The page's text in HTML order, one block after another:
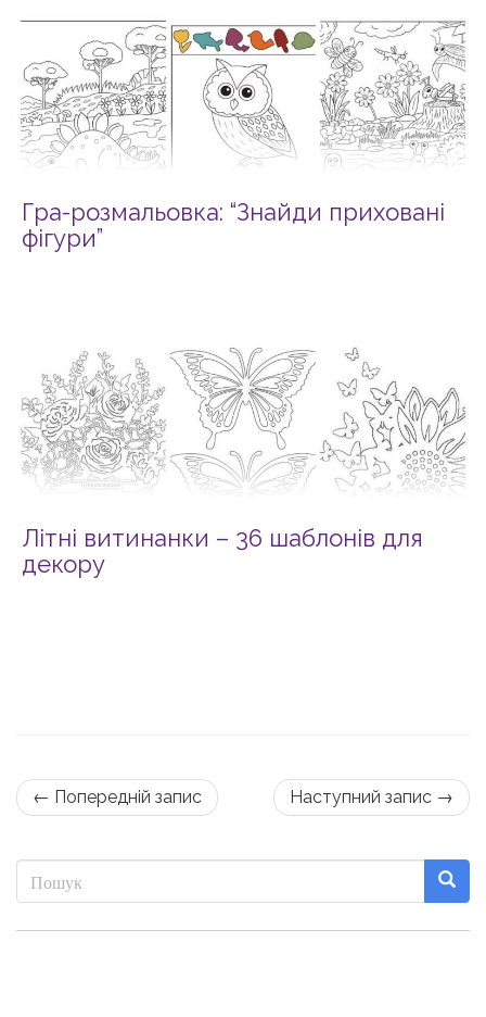
Гра-розмальовка: “Знайди приховані
фігури”
Літні витинанки – 36 шаблонів для
декору
← Попередній запис Наступний запис →